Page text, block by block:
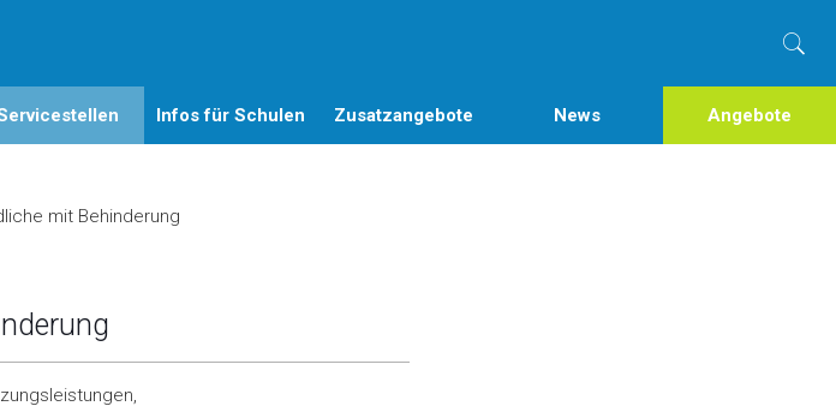
Infos für Schulen Zusatzangebote News Angebote
mit Behinderung